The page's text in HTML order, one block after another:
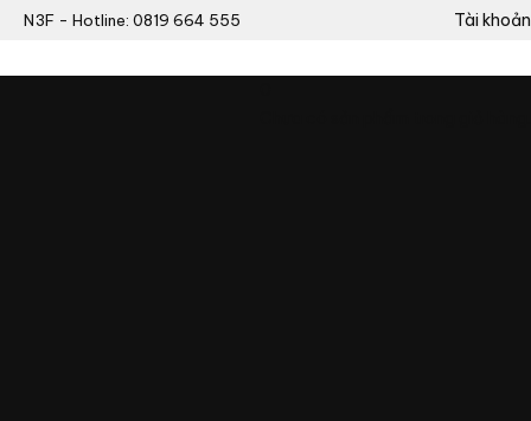
N3F - Hotline: 0819 664 555 Tài khoản